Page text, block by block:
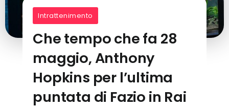
Intrattenimento
Che tempo che fa 28
maggio, Anthony
Hopkins per l’ultima
puntata di Fazio in Rai